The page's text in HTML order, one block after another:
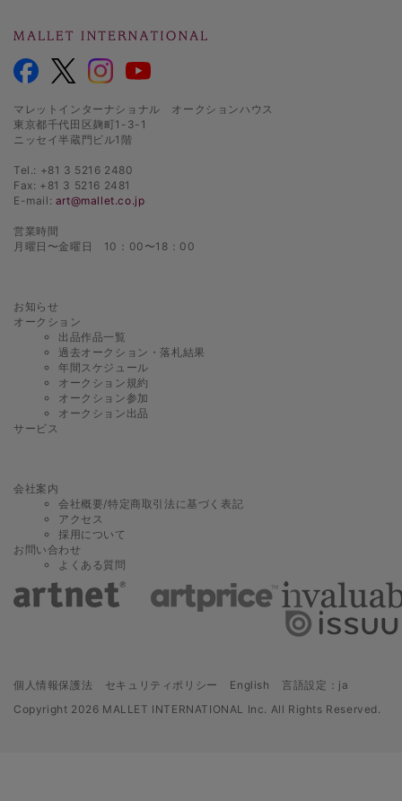
マレットインターナショナル オークションハウス
東京都千代田区麹町1-3-1
ニッセイ半蔵門ビル1階
Tel.: +81 3 5216 2480
Fax: +81 3 5216 2481
E-mail: art@mallet.co.jp
営業時間
月曜日〜金曜日 10：00〜18：00
お知らせ
オークション
出品作品一覧
過去オークション・落札結果
年間スケジュール
オークション規約
オークション参加
オークション出品
サービス
会社案内
会社概要/特定商取引法に基づく表記
アクセス
採用について
お問い合わせ
よくある質問
個人情報保護法 セキュリティポリシー English
言語設定：ja
Copyright 2026 MALLET INTERNATIONAL Inc. All Rights Reserved.